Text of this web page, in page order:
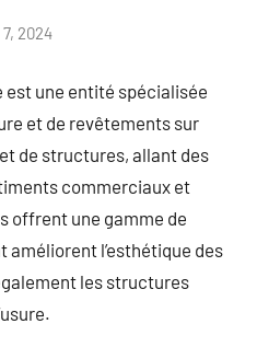
2024
est une entité spécialisée
et de revêtements sur
de structures, allant des
commerciaux et
offrent une gamme de
améliorent l’esthétique des
les structures